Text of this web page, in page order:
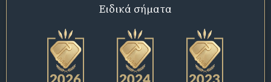
Ειδικά σήματα